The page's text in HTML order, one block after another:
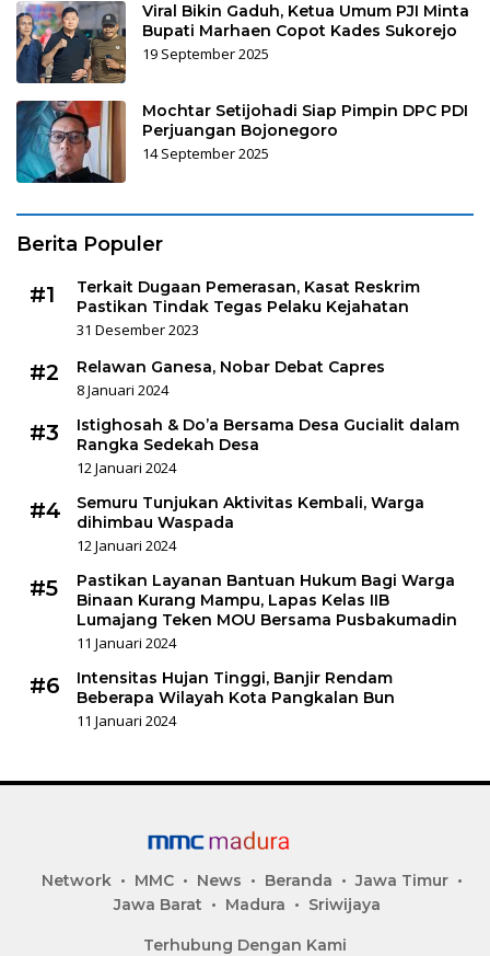
Viral Bikin Gaduh, Ketua Umum PJI Minta
Bupati Marhaen Copot Kades Sukorejo
19 September 2025
Mochtar Setijohadi Siap Pimpin DPC PDI
Perjuangan Bojonegoro
14 September 2025
Berita Populer
#1
Terkait Dugaan Pemerasan, Kasat Reskrim
Pastikan Tindak Tegas Pelaku Kejahatan
31 Desember 2023
#2
Relawan Ganesa, Nobar Debat Capres
8 Januari 2024
#3
Istighosah & Do’a Bersama Desa Gucialit dalam
Rangka Sedekah Desa
12 Januari 2024
#4
Semuru Tunjukan Aktivitas Kembali, Warga
dihimbau Waspada
12 Januari 2024
#5
Pastikan Layanan Bantuan Hukum Bagi Warga
Binaan Kurang Mampu, Lapas Kelas IIB
Lumajang Teken MOU Bersama Pusbakumadin
11 Januari 2024
#6
Intensitas Hujan Tinggi, Banjir Rendam
Beberapa Wilayah Kota Pangkalan Bun
11 Januari 2024
Network MMC News Beranda
Jawa Timur
Jawa Barat
Madura Sriwijaya
Terhubung Dengan Kami